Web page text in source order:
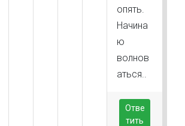
опять.
Начина
ю
волнов
аться..
Отве
тить